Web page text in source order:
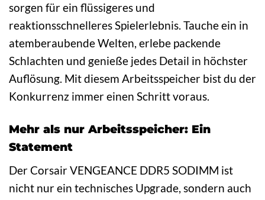
sorgen für ein flüssigeres und
reaktionsschnelleres Spielerlebnis. Tauche ein in
atemberaubende Welten, erlebe packende
Schlachten und genieße jedes Detail in höchster
Auflösung. Mit diesem Arbeitsspeicher bist du der
Konkurrenz immer einen Schritt voraus.
Mehr als nur Arbeitsspeicher: Ein
Statement
Der Corsair VENGEANCE DDR5 SODIMM ist
nicht nur ein technisches Upgrade, sondern auch